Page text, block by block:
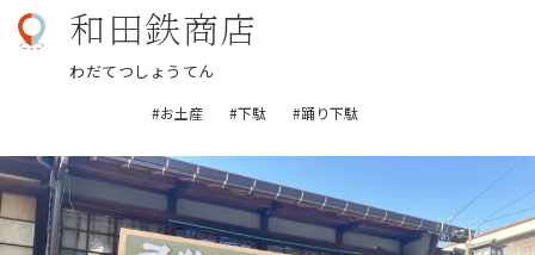
和田鉄商店
わだてつしょうてん
#お土産 #下駄 #踊り下駄